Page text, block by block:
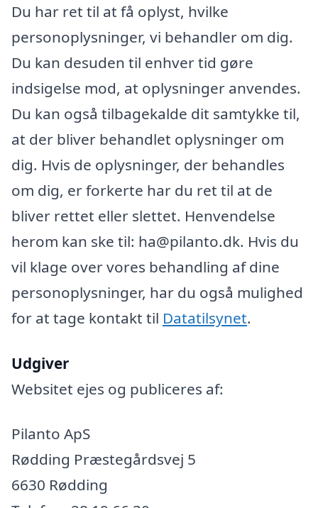
Du har ret til at få oplyst, hvilke
personoplysninger, vi behandler om dig.
Du kan desuden til enhver tid gøre
indsigelse mod, at oplysninger anvendes.
Du kan også tilbagekalde dit samtykke til,
at der bliver behandlet oplysninger om
dig. Hvis de oplysninger, der behandles
om dig, er forkerte har du ret til at de
bliver rettet eller slettet. Henvendelse
herom kan ske til: ha@pilanto.dk. Hvis du
vil klage over vores behandling af dine
personoplysninger, har du også mulighed
for at tage kontakt til Datatilsynet.
Udgiver
Websitet ejes og publiceres af:
Pilanto ApS
Rødding Præstegårdsvej 5
6630 Rødding